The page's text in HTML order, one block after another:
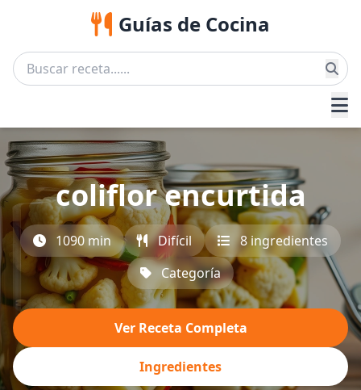
Guías de Cocina
coliflor encurtida
1090 min Difícil
8 ingredientes
Categoría
Ver Receta Completa
Ingredientes